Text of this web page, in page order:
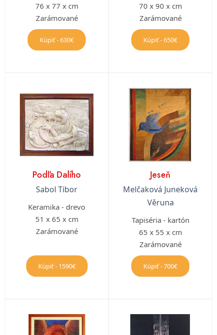
76 x 77 x cm
Zarámované
Kúpiť - 630€
70 x 90 x cm
Zarámované
Kúpiť - 650€
Podľa Dalího
Sabol Tibor
Keramika - drevo
51 x 65 x cm
Zarámované
Kúpiť - 1590€
Jeseň
Melčaková Juneková
Věruna
Tapiséria - kartón
65 x 55 x cm
Zarámované
Kúpiť - 700€